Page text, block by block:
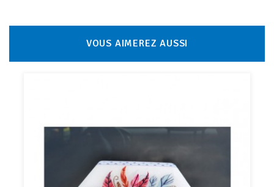
VOUS AIMEREZ AUSSI